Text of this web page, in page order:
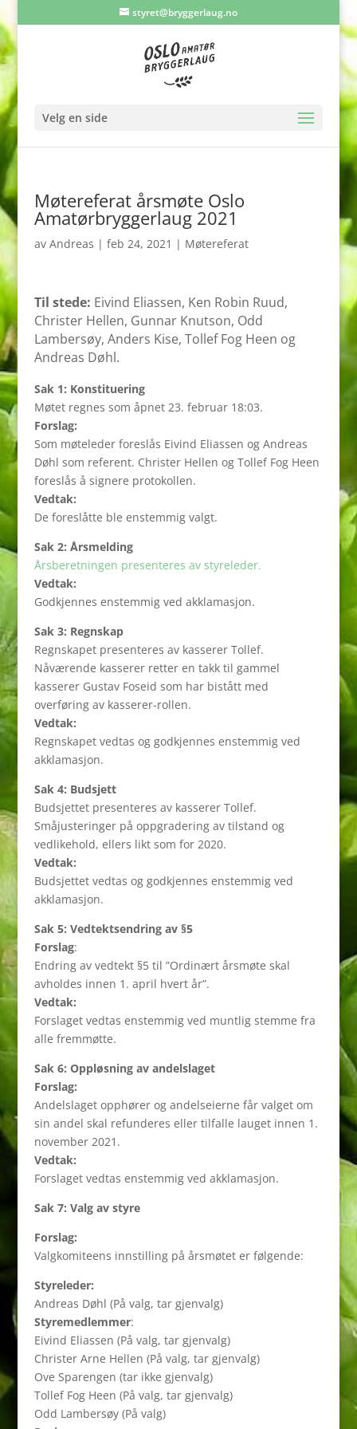
styret@bryggerlaug.no
Velg en side
Møtereferat årsmøte Oslo
Amatørbryggerlaug 2021
av Andreas | feb 24, 2021 | Møtereferat
Til stede: Eivind Eliassen, Ken Robin Ruud,
Christer Hellen, Gunnar Knutson, Odd
Lambersøy, Anders Kise, Tollef Fog Heen og
Andreas Døhl.
Sak 1: Konstituering
Møtet regnes som åpnet 23. februar 18:03.
Forslag:
Som møteleder foreslås Eivind Eliassen og Andreas
Døhl som referent. Christer Hellen og Tollef Fog Heen
foreslås å signere protokollen.
Vedtak:
De foreslåtte ble enstemmig valgt.
Sak 2: Årsmelding
Årsberetningen presenteres av styreleder.
Vedtak:
Godkjennes enstemmig ved akklamasjon.
Sak 3: Regnskap
Regnskapet presenteres av kasserer Tollef.
Nåværende kasserer retter en takk til gammel
kasserer Gustav Foseid som har bistått med
overføring av kasserer-rollen.
Vedtak:
Regnskapet vedtas og godkjennes enstemmig ved
akklamasjon.
Sak 4: Budsjett
Budsjettet presenteres av kasserer Tollef.
Småjusteringer på oppgradering av tilstand og
vedlikehold, ellers likt som for 2020.
Vedtak:
Budsjettet vedtas og godkjennes enstemmig ved
akklamasjon.
Sak 5: Vedtektsendring av §5
Forslag:
Endring av vedtekt §5 til ”Ordinært årsmøte skal
avholdes innen 1. april hvert år”.
Vedtak:
Forslaget vedtas enstemmig ved muntlig stemme fra
alle fremmøtte.
Sak 6: Oppløsning av andelslaget
Forslag:
Andelslaget opphører og andelseierne får valget om
sin andel skal refunderes eller tilfalle lauget innen 1.
november 2021.
Vedtak:
Forslaget vedtas enstemmig ved akklamasjon.
Sak 7: Valg av styre
Forslag:
Valgkomiteens innstilling på årsmøtet er følgende:
Styreleder:
Andreas Døhl (På valg, tar gjenvalg)
Styremedlemmer:
Eivind Eliassen (På valg, tar gjenvalg)
Christer Arne Hellen (På valg, tar gjenvalg)
Ove Sparengen (tar ikke gjenvalg)
Tollef Fog Heen (På valg, tar gjenvalg)
Odd Lambersøy (På valg)